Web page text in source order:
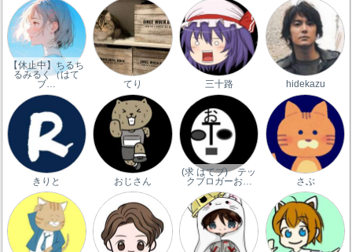
【休止中】ちるち
るみるく（はて
ブ…
てり 三十路 hidekazu
きりと おじさん
(求 はてブ) テッ
クブロガーお…
さぶ